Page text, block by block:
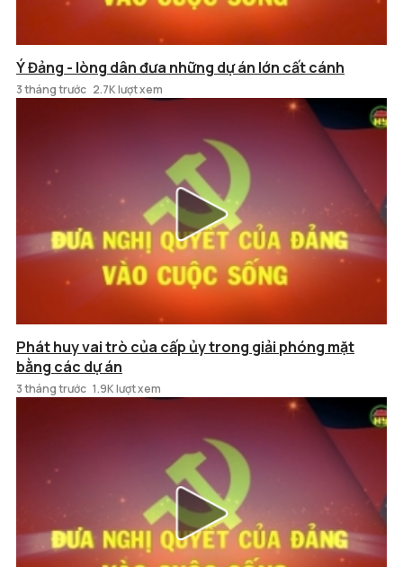
Ý Đảng - lòng dân đưa những dự án lớn cất cánh
3 tháng trước 2.7K lượt xem
Phát huy vai trò của cấp ủy trong giải phóng mặt
bằng các dự án
3 tháng trước 1.9K lượt xem